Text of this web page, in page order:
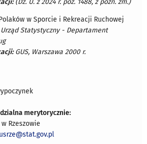
w Sporcie i Rekreacji Ruchowej
Statystyczny - Departament
GUS, Warszawa 2000 r.
merytorycznie:
Rzeszowie